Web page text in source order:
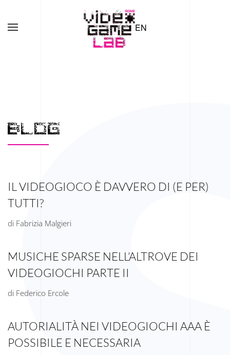
Skip to main content EN
BLOG
IL VIDEOGIOCO È DAVVERO DI (E PER)
TUTTI?
di Fabrizia Malgieri
MUSICHE SPARSE NELL’ALTROVE DEI
VIDEOGIOCHI PARTE II
di Federico Ercole
AUTORIALITÀ NEI VIDEOGIOCHI AAA È
POSSIBILE E NECESSARIA